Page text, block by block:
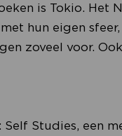
is Tokio. Het
hun eigen
zoveel voor.
Studies, een